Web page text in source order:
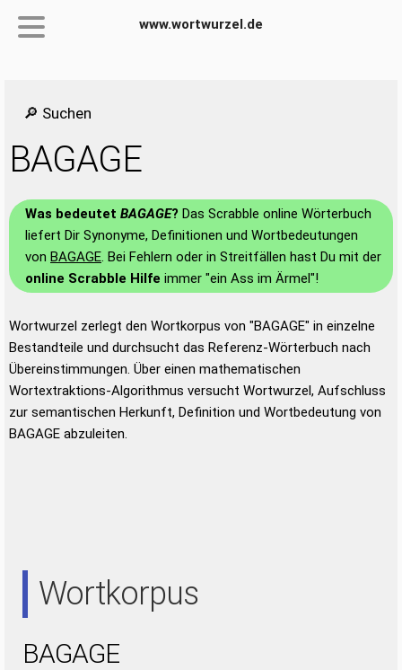
www.wortwurzel.de
🔎 Suchen
BAGAGE
Was bedeutet BAGAGE? Das Scrabble online Wörterbuch
liefert Dir Synonyme, Definitionen und Wortbedeutungen
von BAGAGE. Bei Fehlern oder in Streitfällen hast Du mit der
online Scrabble Hilfe immer "ein Ass im Ärmel"!
Wortwurzel zerlegt den Wortkorpus von "BAGAGE" in einzelne
Bestandteile und durchsucht das Referenz-Wörterbuch nach
Übereinstimmungen. Über einen mathematischen
Wortextraktions-Algorithmus versucht Wortwurzel, Aufschluss
zur semantischen Herkunft, Definition und Wortbedeutung von
BAGAGE abzuleiten.
Wortkorpus
BAGAGE